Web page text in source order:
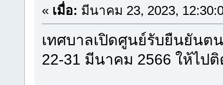
« เมื่อ: มีนาคม 23, 2023,
เทศบาลเปิดศูนย์รับยืนยันต
22-31 มีนาคม 2566 ให้ไป